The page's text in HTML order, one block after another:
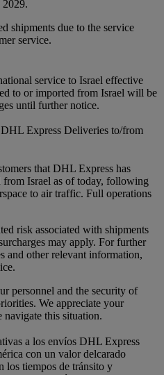
shipments due to the service
service.
service to Israel effective
to or imported from Israel will be
until further notice.
Express Deliveries to/from
that DHL Express has
from Israel as of today, following
to air traffic. Full operations
risk associated with shipments
may apply. For further
and other relevant information,
personnel and the security of
We appreciate your
navigate this situation.
a los envíos DHL Express
con un valor delcarado
los tiempos de tránsito y